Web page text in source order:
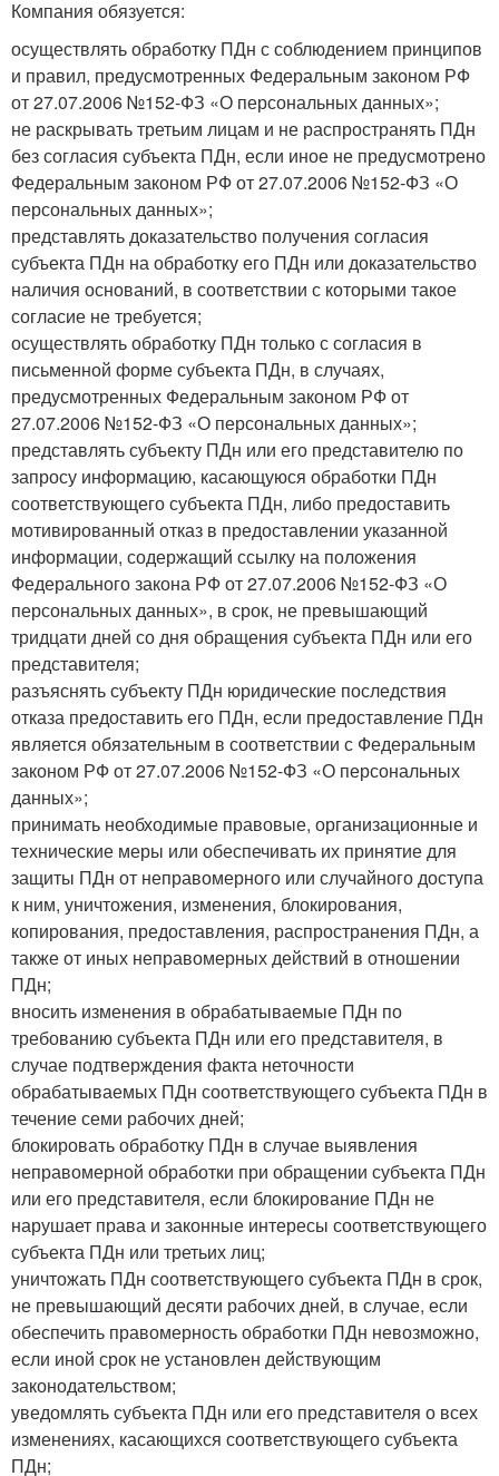
Компания обязуется:
осуществлять обработку ПДн с соблюдением принципов
и правил, предусмотренных Федеральным законом РФ
от 27.07.2006 №152-ФЗ «О персональных данных»;
не раскрывать третьим лицам и не распространять ПДн
без согласия субъекта ПДн, если иное не предусмотрено
Федеральным законом РФ от 27.07.2006 №152-ФЗ «О
персональных данных»;
представлять доказательство получения согласия
субъекта ПДн на обработку его ПДн или доказательство
наличия оснований, в соответствии с которыми такое
согласие не требуется;
осуществлять обработку ПДн только с согласия в
письменной форме субъекта ПДн, в случаях,
предусмотренных Федеральным законом РФ от
27.07.2006 №152-ФЗ «О персональных данных»;
представлять субъекту ПДн или его представителю по
запросу информацию, касающуюся обработки ПДн
соответствующего субъекта ПДн, либо предоставить
мотивированный отказ в предоставлении указанной
информации, содержащий ссылку на положения
Федерального закона РФ от 27.07.2006 №152-ФЗ «О
персональных данных», в срок, не превышающий
тридцати дней со дня обращения субъекта ПДн или его
представителя;
разъяснять субъекту ПДн юридические последствия
отказа предоставить его ПДн, если предоставление ПДн
является обязательным в соответствии с Федеральным
законом РФ от 27.07.2006 №152-ФЗ «О персональных
данных»;
принимать необходимые правовые, организационные и
технические меры или обеспечивать их принятие для
защиты ПДн от неправомерного или случайного доступа
к ним, уничтожения, изменения, блокирования,
копирования, предоставления, распространения ПДн, а
также от иных неправомерных действий в отношении
ПДн;
вносить изменения в обрабатываемые ПДн по
требованию субъекта ПДн или его представителя, в
случае подтверждения факта неточности
обрабатываемых ПДн соответствующего субъекта ПДн в
течение семи рабочих дней;
блокировать обработку ПДн в случае выявления
неправомерной обработки при обращении субъекта ПДн
или его представителя, если блокирование ПДн не
нарушает права и законные интересы соответствующего
субъекта ПДн или третьих лиц;
уничтожать ПДн соответствующего субъекта ПДн в срок,
не превышающий десяти рабочих дней, в случае, если
обеспечить правомерность обработки ПДн невозможно,
если иной срок не установлен действующим
законодательством;
уведомлять субъекта ПДн или его представителя о всех
изменениях, касающихся соответствующего субъекта
ПДн;